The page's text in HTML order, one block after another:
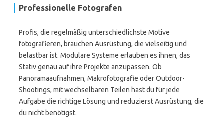
Professionelle Fotografen
Profis, die regelmäßig unterschiedlichste Motive
fotografieren, brauchen Ausrüstung, die vielseitig und
belastbar ist. Modulare Systeme erlauben es ihnen, das
Stativ genau auf ihre Projekte anzupassen. Ob
Panoramaaufnahmen, Makrofotografie oder Outdoor-
Shootings, mit wechselbaren Teilen hast du für jede
Aufgabe die richtige Lösung und reduzierst Ausrüstung, die
du nicht benötigst.